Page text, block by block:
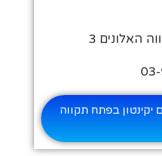
האלונים 3
בפתח תקווה